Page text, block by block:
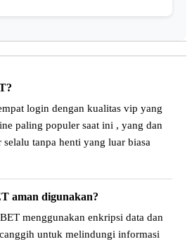
login dengan kualitas vip yang
paling populer saat ini , yang dan
selalu tanpa henti yang luar biasa
aman digunakan?
menggunakan enkripsi data dan
untuk melindungi informasi